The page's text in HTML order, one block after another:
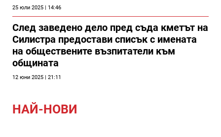
25 юли 2025 | 14:46
След заведено дело пред съда кметът на
Силистра предостави списък с имената
на обществените възпитатели към
общината
12 юни 2025 | 21:11
НАЙ-НОВИ